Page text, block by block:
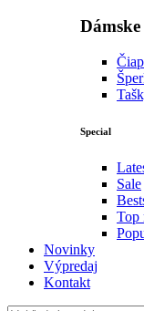
Special
Sale
Top
Novinky
Výpredaj
Kontakt